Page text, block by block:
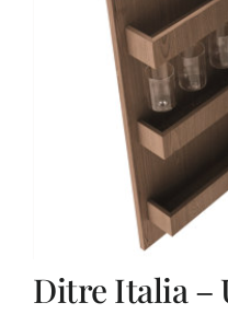
Ditre Italia –